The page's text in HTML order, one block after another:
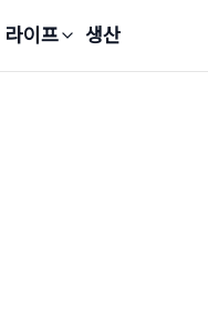
라이프 생산